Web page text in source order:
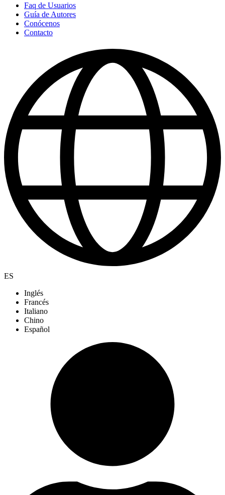
Faq de Usuarios
Guía de Autores
Conócenos
Contacto
ES
Inglés
Francés
Italiano
Chino
Español